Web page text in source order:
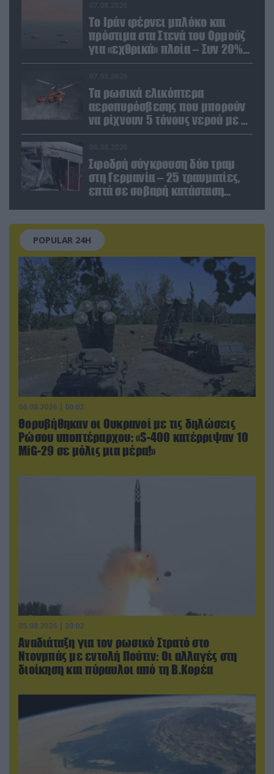
Το Ιράν φέρνει μπλόκο και
πρόστιμα στα Στενά του Ορμούζ
για «εχθρικά» πλοία – Συν 20%
στα φορτία
Τα ρωσικά ελικόπτερα
αεροπυρόσβεσης που μπορούν
να ρίχνουν 5 τόνους νερού με 8
μποφόρ
Σφοδρή σύγκρουση δύο τραμ
στη Γερμανία – 25 τραυματίες,
επτά σε σοβαρή κατάσταση
POPULAR 24H
06.08.2026 | 00:02
Θορυβήθηκαν οι Ουκρανοί με τις δηλώσεις
Ρώσου υποπτέραρχου: «S-400 κατέρριψαν 10
MiG-29 σε μόλις μια μέρα!»
05.08.2026 | 20:02
Αναδιάταξη για τον ρωσικό Στρατό στο
Ντονμπάς με εντολή Πούτιν: Οι αλλαγές στη
διοίκηση και πύραυλοι από τη Β.Κορέα